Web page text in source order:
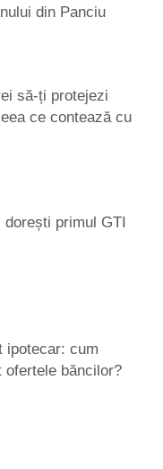
din Panciu
să-ți protejezi
ce contează cu
primul GTI
ipotecar: cum
ofertele băncilor?